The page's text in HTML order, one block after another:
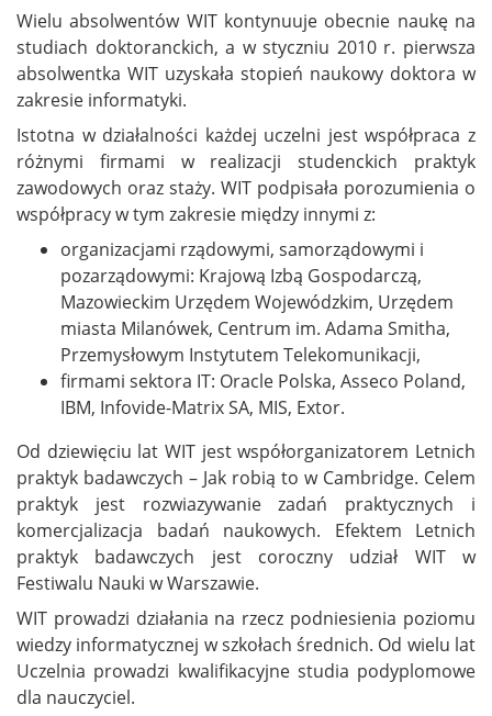
Wielu absolwentów WIT kontynuuje obecnie naukę na
studiach doktoranckich, a w styczniu 2010 r. pierwsza
absolwentka WIT uzyskała stopień naukowy doktora w
zakresie informatyki.
Istotna w działalności każdej uczelni jest współpraca z
różnymi firmami w realizacji studenckich praktyk
zawodowych oraz staży. WIT podpisała porozumienia o
współpracy w tym zakresie między innymi z:
organizacjami rządowymi, samorządowymi i
pozarządowymi: Krajową Izbą Gospodarczą,
Mazowieckim Urzędem Wojewódzkim, Urzędem
miasta Milanówek, Centrum im. Adama Smitha,
Przemysłowym Instytutem Telekomunikacji,
firmami sektora IT: Oracle Polska, Asseco Poland,
IBM, Infovide-Matrix SA, MIS, Extor.
Od dziewięciu lat WIT jest współorganizatorem Letnich
praktyk badawczych – Jak robią to w Cambridge. Celem
praktyk jest rozwiazywanie zadań praktycznych i
komercjalizacja badań naukowych. Efektem Letnich
praktyk badawczych jest coroczny udział WIT w
Festiwalu Nauki w Warszawie.
WIT prowadzi działania na rzecz podniesienia poziomu
wiedzy informatycznej w szkołach średnich. Od wielu lat
Uczelnia prowadzi kwalifikacyjne studia podyplomowe
dla nauczyciel.